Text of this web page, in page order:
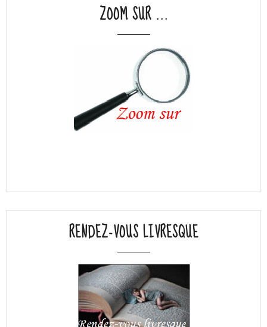
ZOOM SUR ...
RENDEZ-VOUS LIVRESQUE